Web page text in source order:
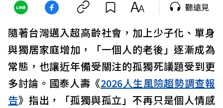
聽遠見
隨著台灣邁入超高齡社會，加上少子化、單身
與獨居家庭增加，「一個人的老後」逐漸成為
常態，也讓近年備受關注的孤獨死議題受到更
多討論。國泰人壽《2026人生風險趨勢調查報
告》指出，「孤獨與孤立」不再只是個人情感